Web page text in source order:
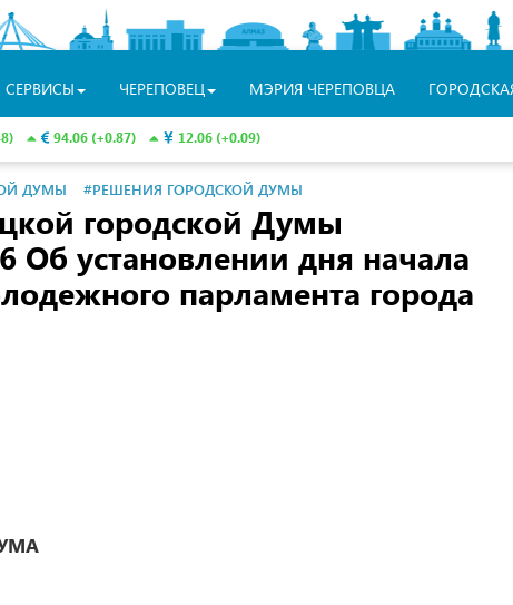
СЕРВИСЫ ЧЕРЕПОВЕЦ МЭРИЯ ЧЕРЕПОВЦА
94.06 (+0.87) 12.06 (+0.09)
ДУМЫ #РЕШЕНИЯ ГОРОДСКОЙ ДУМЫ
городской Думы
Об установлении дня начала
парламента города